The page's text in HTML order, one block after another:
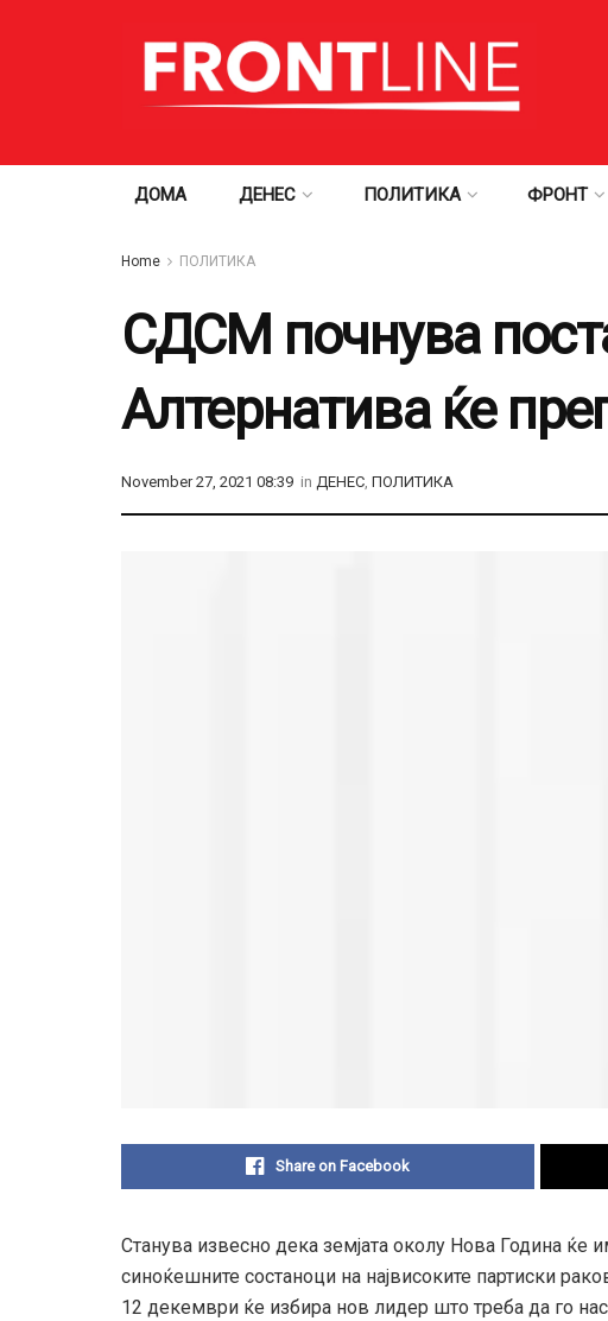
ДОМА ДЕНЕС ПОЛИТИКА ФРОНТ
Home ПОЛИТИКА
СДСМ почнува
Алтернатива ќе
November 27, 2021 08:39 in ДЕНЕС, ПОЛИТИКА
Share on Facebook
Станува извесно дека земјата околу Нова Година ќе
синоќешните состаноци на највисоките партиски
12 декември ќе избира нов лидер што треба да го